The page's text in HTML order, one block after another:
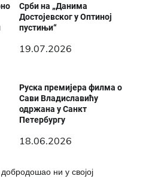
Срби на „Данима
Достојевског у Оптиној
пустињи“
19.07.2026
Руска премијера филма о
Сави Владиславићу
одржана у Санкт
Петербургу
18.06.2026
ни у својој